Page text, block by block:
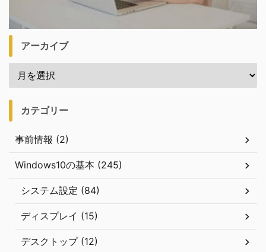
アーカイブ
カテゴリー
事前情報 (2)
Windows10の基本 (245)
システム設定 (84)
ディスプレイ (15)
デスクトップ (12)